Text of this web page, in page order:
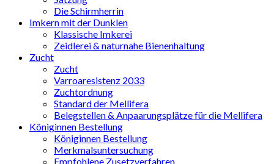
Die Schirmherrin
Imkern mit der Dunklen
Klassische Imkerei
Zeidlerei & naturnahe Bienenhaltung
Zucht
Zucht
Varroaresistenz 2033
Zuchtordnung
Standard der Mellifera
Belegstellen & Anpaarungsplätze für die Mellifera
Königinnen Bestellung
Königinnen Bestellung
Merkmalsuntersuchung
Empfohlene Zusetzverfahren